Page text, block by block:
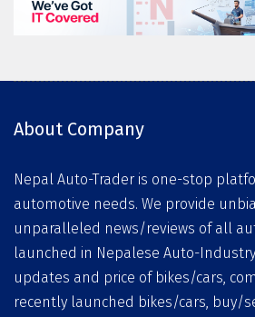
About Company
Nepal Auto-Trader is one-stop
automotive needs. We provide
unparalleled news/reviews of all
launched in Nepalese Auto-
updates and price of bikes/cars,
recently launched bikes/cars, buy/